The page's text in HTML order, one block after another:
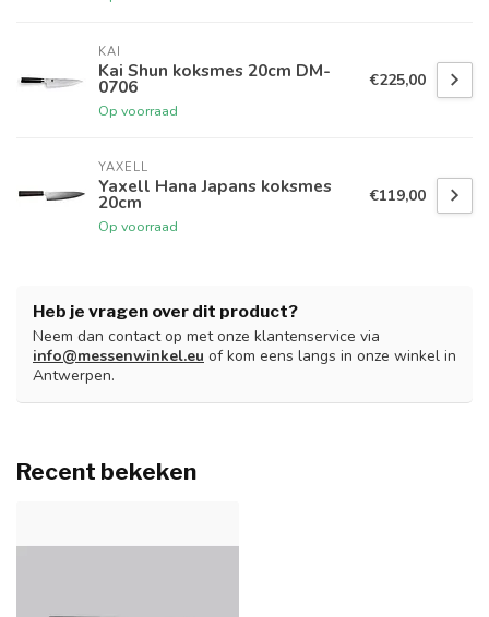
KAI
Kai Shun koksmes 20cm DM-
0706
Op voorraad
€225,00
YAXELL
Yaxell Hana Japans koksmes
20cm
Op voorraad
€119,00
Heb je vragen over dit product?
Neem dan contact op met onze klantenservice via
info@messenwinkel.eu of kom eens langs in onze winkel in
Antwerpen.
Recent bekeken